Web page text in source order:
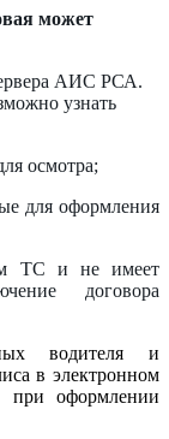
может
АИС РСА.
узнать
осмотра;
для оформления
ТС и не имеет
договора
водителя и
в электронном
при оформлении